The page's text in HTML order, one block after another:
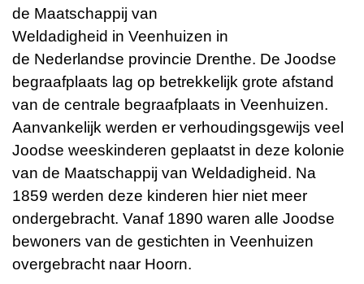
de Maatschappij van
Weldadigheid in Veenhuizen in
de Nederlandse provincie Drenthe. De Joodse
begraafplaats lag op betrekkelijk grote afstand
van de centrale begraafplaats in Veenhuizen.
Aanvankelijk werden er verhoudingsgewijs veel
Joodse weeskinderen geplaatst in deze kolonie
van de Maatschappij van Weldadigheid. Na
1859 werden deze kinderen hier niet meer
ondergebracht. Vanaf 1890 waren alle Joodse
bewoners van de gestichten in Veenhuizen
overgebracht naar Hoorn.